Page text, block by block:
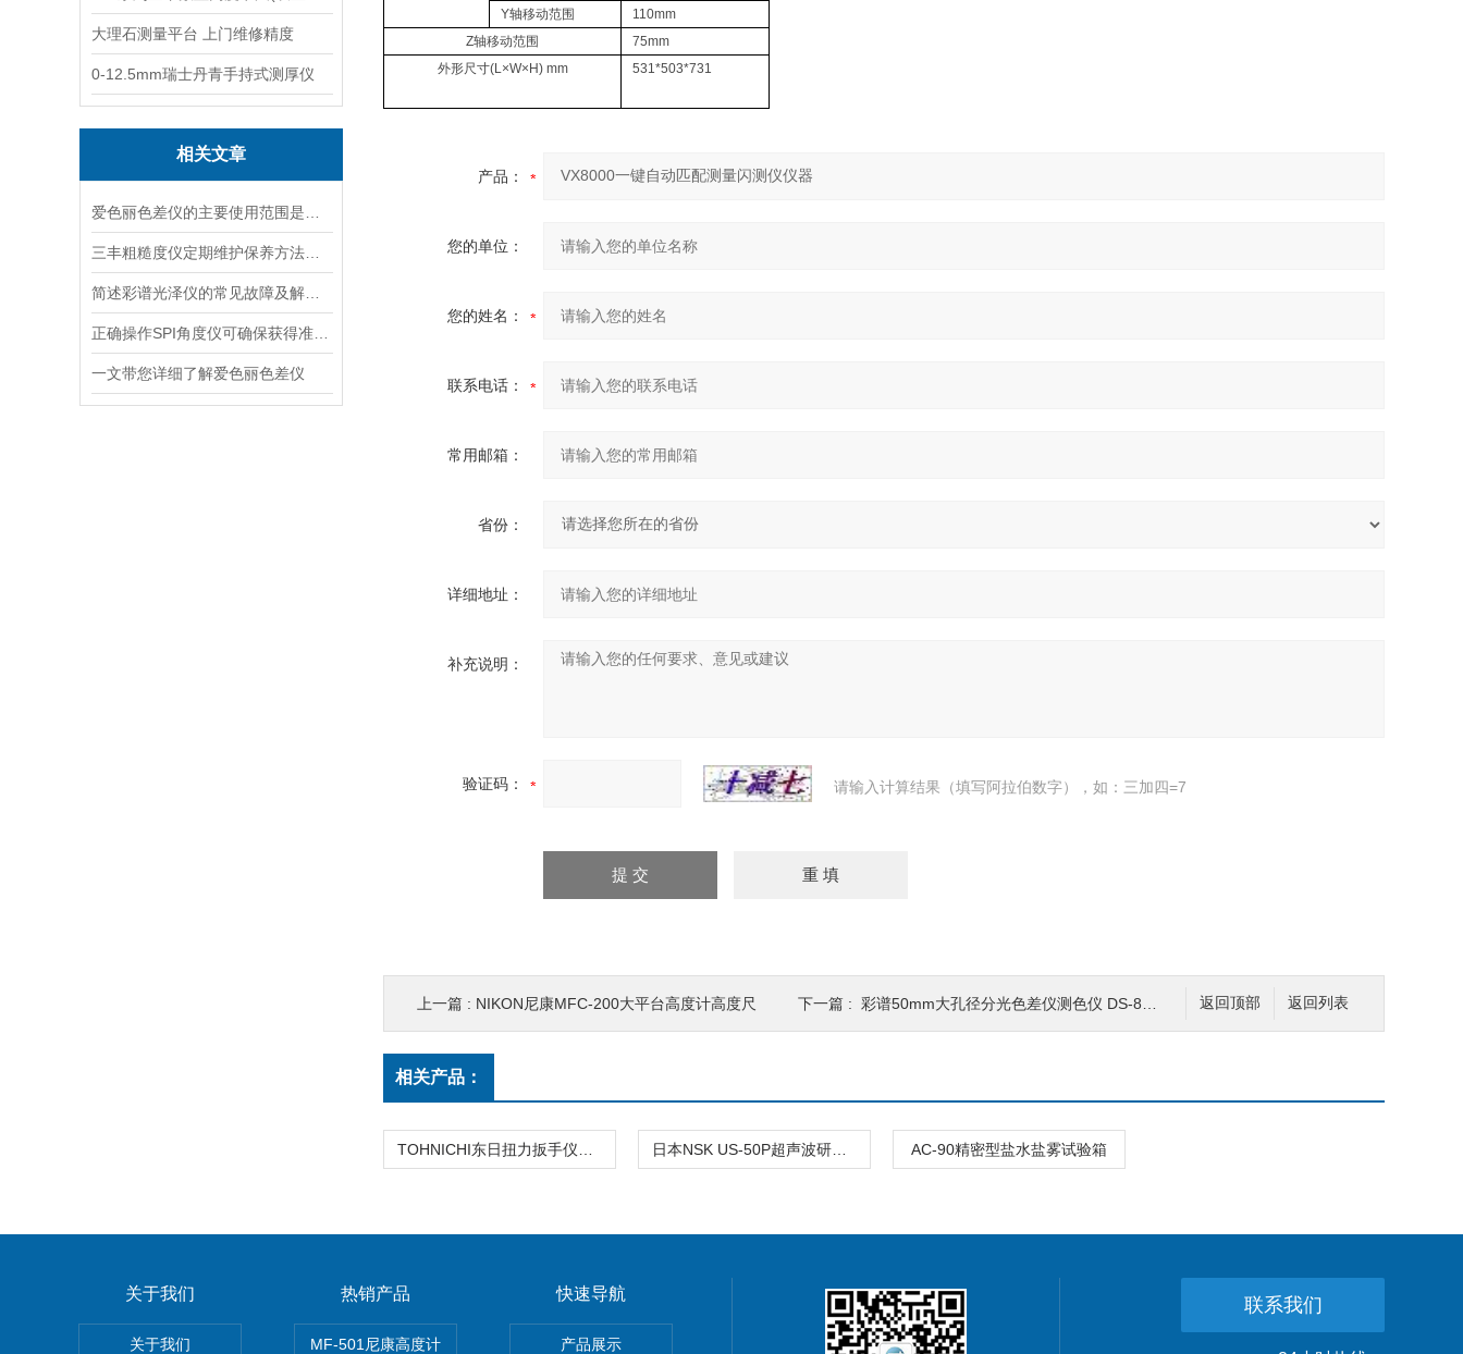
大理石测量平台 上门维修精度
0-12.5mm瑞士丹青手持式测厚仪
相关文章
一文带您详细了解爱色丽色差仪
Y轴移动范围
110mm
Z轴移动范围
75mm
外形尺寸(L×W×H) mm
531*503*731
产品：
您的单位：
您的姓名：
联系电话：
常用邮箱：
省份：
详细地址：
补充说明：
验证码： 请输入计算结果（填写阿拉伯数字），如：三加四=7
返回列表
返回顶部
上一篇 : NIKON尼康MFC-200大平台高度计高度尺 下一篇 : 彩谱50mm大孔径分光色差仪测色仪 DS-807
相关产品：
AC-90精密型盐水盐雾试验箱
关于我们
关于我们
热销产品
MF-501尼康高度计
快速导航
产品展示
联系我们